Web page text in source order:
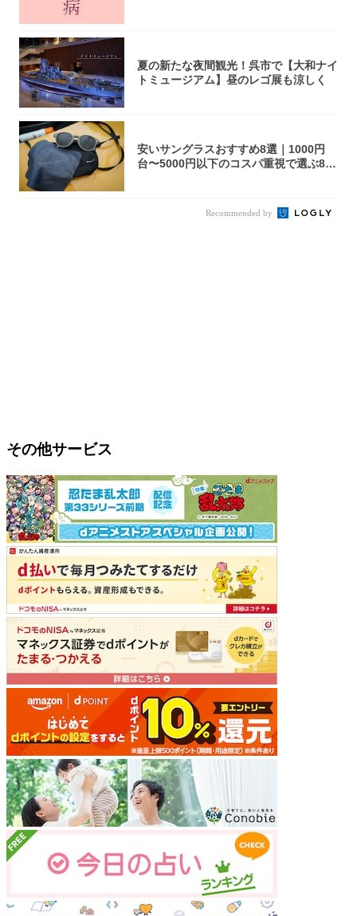
夏の新たな夜間観光！呉市で【大和ナイ
トミュージアム】昼のレゴ展も涼しく
安いサングラスおすすめ8選｜1000円
台〜5000円以下のコスパ重視で選ぶ8本
Recommended by
その他サービス